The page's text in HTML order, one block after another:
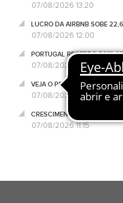
07/08/2026 13:20
LUCRO DA AIRBNB SOBE
07/08/2026 12:00
PORTUGAL RECEBE 2,3 MIL
07/08/2026 11:34
VEJA O PROGRAMA
07/08/2026 11:18
CRESCIMENTO DAS
07/08/2026 11:15